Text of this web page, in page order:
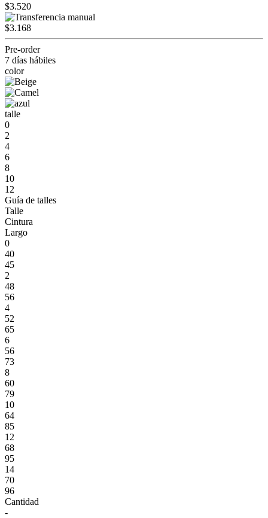
$3.520
$3.168
Pre-order
7 días hábiles
color
talle
0
2
4
6
8
10
12
Guía de talles
Talle
Cintura
Largo
0
40
45
2
48
56
4
52
65
6
56
73
8
60
79
10
64
85
12
68
95
14
70
96
Cantidad
-